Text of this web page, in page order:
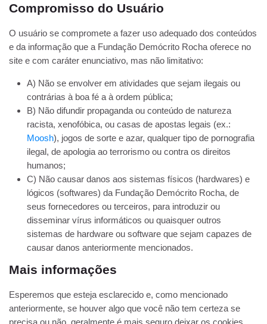
Compromisso do Usuário
O usuário se compromete a fazer uso adequado dos conteúdos
e da informação que a Fundação Demócrito Rocha oferece no
site e com caráter enunciativo, mas não limitativo:
A) Não se envolver em atividades que sejam ilegais ou
contrárias à boa fé a à ordem pública;
B) Não difundir propaganda ou conteúdo de natureza
racista, xenofóbica, ou casas de apostas legais (ex.:
Moosh), jogos de sorte e azar, qualquer tipo de pornografia
ilegal, de apologia ao terrorismo ou contra os direitos
humanos;
C) Não causar danos aos sistemas físicos (hardwares) e
lógicos (softwares) da Fundação Demócrito Rocha, de
seus fornecedores ou terceiros, para introduzir ou
disseminar vírus informáticos ou quaisquer outros
sistemas de hardware ou software que sejam capazes de
causar danos anteriormente mencionados.
Mais informações
Esperemos que esteja esclarecido e, como mencionado
anteriormente, se houver algo que você não tem certeza se
precisa ou não, geralmente é mais seguro deixar os cookies